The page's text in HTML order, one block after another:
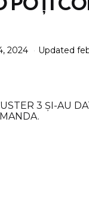
2024
Updated